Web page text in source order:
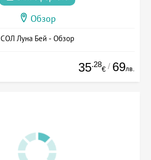
Обзор
СОЛ Луна Бей - Обзор
35.28
€ / 69лв.